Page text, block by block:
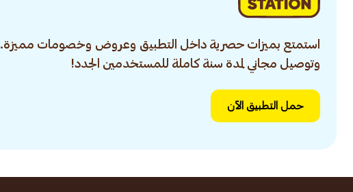
استمتع بميزات حصرية داخل التطبيق وعروض وخصومات مميزة.
وتوصيل مجاني لمدة سنة كاملة للمستخدمين الجدد!
حمل التطبيق الآن